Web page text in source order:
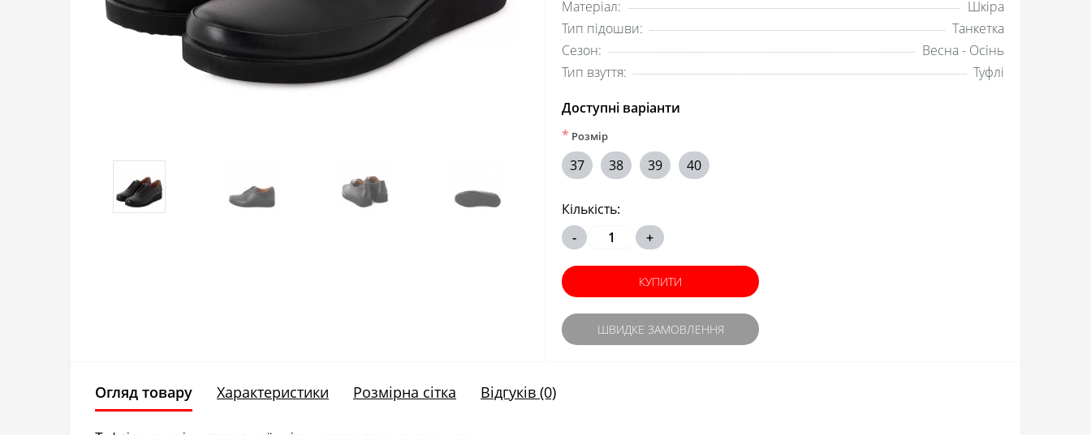
Матеріал:
Шкіра
Тип підошви:
Танкетка
Сезон:
Весна - Осінь
Тип взуття:
Туфлі
Доступні варіанти
* Розмір
37 38 39 40
Кількість:
-
+
КУПИТИ
ШВИДКЕ ЗАМОВЛЕННЯ
Огляд товару Характеристики Розмірна сітка Відгуків (0)